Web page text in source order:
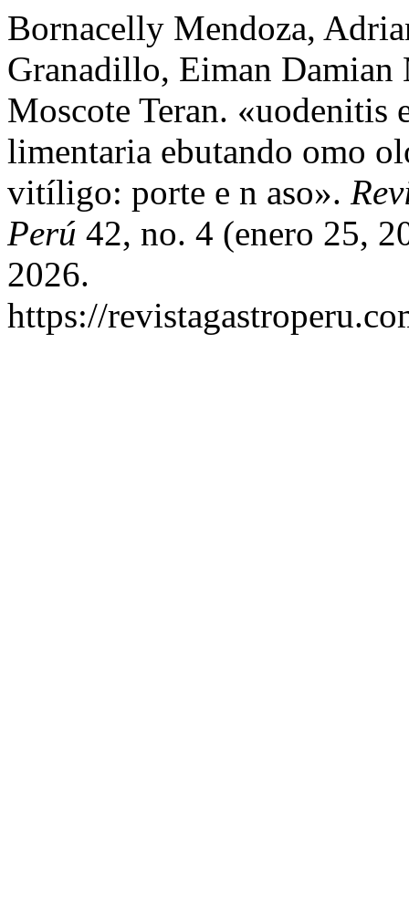
Bornacelly Mendoza,
Granadillo, Eiman
Moscote Teran. «uodenitis
limentaria ebutando omo
vitíligo: porte e n aso».
Perú 42, no. 4 (enero 25,
2026.
https://